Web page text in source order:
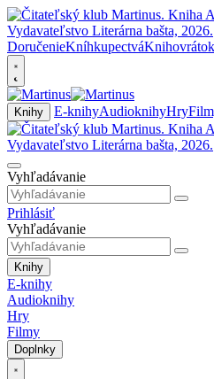
DoručenieKníhkupectváKnihovrátok
Knihy E-knihyAudioknihyHry
Vyhľadávanie
Prihlásiť
Vyhľadávanie
Knihy
E-knihy
Audioknihy
Hry
Filmy
Doplnky